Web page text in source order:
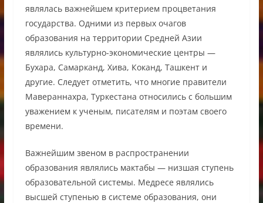
являлась важнейшем критерием процветания
государства. Одними из первых очагов
образования на территории Средней Азии
являлись культурно-экономические центры —
Бухара, Самарканд, Хива, Коканд, Ташкент и
другие. Следует отметить, что многие правители
Мавераннахра, Туркестана относились с большим
уважением к ученым, писателям и поэтам своего
времени.
Важнейшим звеном в распространении
образования являлись мактабы — низшая ступень
образовательной системы. Медресе являлись
высшей ступенью в системе образования, они